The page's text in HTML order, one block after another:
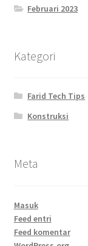
Februari 2023
Kategori
Farid Tech Tips
Konstruksi
Meta
Masuk
Feed entri
Feed komentar